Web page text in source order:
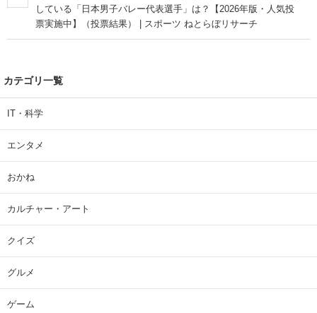
している「日本男子バレー代表選手」は？【2026年版・人気投
票実施中】（投票結果） | スポーツ ねとらぼリサーチ
カテゴリ一覧
IT・科学
エンタメ
おかね
カルチャー・アート
クイズ
グルメ
ゲーム